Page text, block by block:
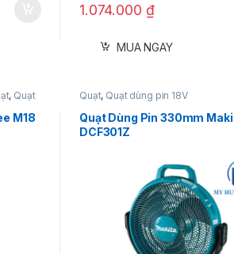
1.074.000 ₫
MUA NGAY
, Quạt
M18
Quạt, Quạt dùng pin 18V
Quạt Dùng Pin 330mm
DCF301Z